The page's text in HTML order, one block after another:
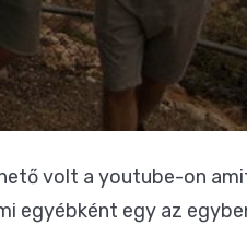
volt a youtube-on
egyébként egy az